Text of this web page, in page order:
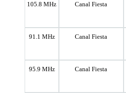
105.8 MHz Canal Fiesta
91.1 MHz Canal Fiesta
95.9 MHz Canal Fiesta